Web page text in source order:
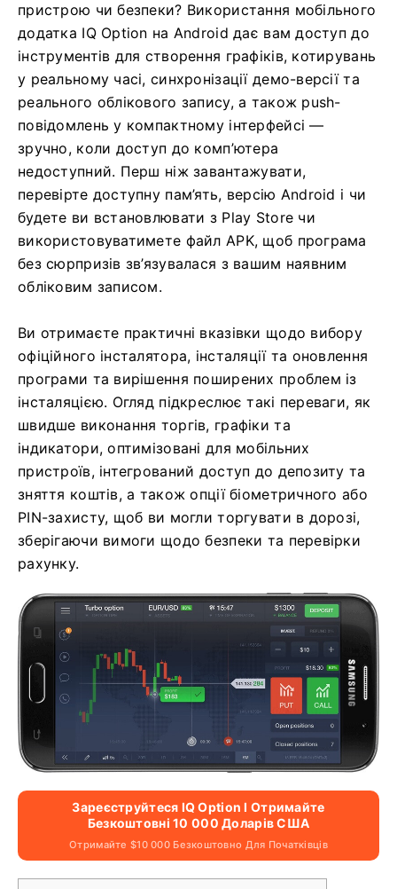
пристрою чи безпеки? Використання мобільного
додатка IQ Option на Android дає вам доступ до
інструментів для створення графіків, котирувань
у реальному часі, синхронізації демо-версії та
реального облікового запису, а також push-
повідомлень у компактному інтерфейсі —
зручно, коли доступ до комп’ютера
недоступний. Перш ніж завантажувати,
перевірте доступну пам’ять, версію Android і чи
будете ви встановлювати з Play Store чи
використовуватимете файл APK, щоб програма
без сюрпризів зв’язувалася з вашим наявним
обліковим записом.
Ви отримаєте практичні вказівки щодо вибору
офіційного інсталятора, інсталяції та оновлення
програми та вирішення поширених проблем із
інсталяцією. Огляд підкреслює такі переваги, як
швидше виконання торгів, графіки та
індикатори, оптимізовані для мобільних
пристроїв, інтегрований доступ до депозиту та
зняття коштів, а також опції біометричного або
PIN-захисту, щоб ви могли торгувати в дорозі,
зберігаючи вимоги щодо безпеки та перевірки
рахунку.
Зареєструйтеся IQ Option І Отримайте
Безкоштовні 10 000 Доларів США
Отримайте $10 000 Безкоштовно Для Початківців